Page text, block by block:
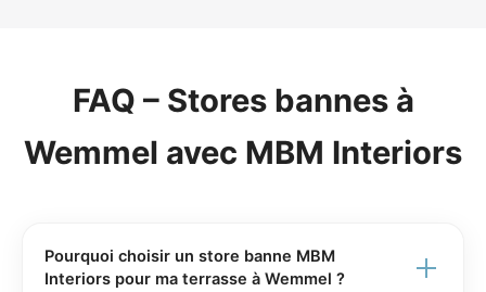
FAQ – Stores bannes à
Wemmel avec MBM Interiors
Pourquoi choisir un store banne MBM
Interiors pour ma terrasse à Wemmel ?